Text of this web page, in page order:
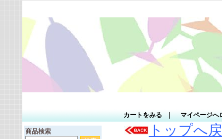
カートをみる マイページへ
商品検索 トップへ